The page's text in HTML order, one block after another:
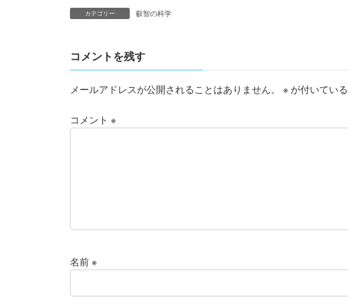
カテゴリー 叡智の科学
コメントを残す
メールアドレスが公開されることはありません。 ※ が付いてい
コメント ※
名前※